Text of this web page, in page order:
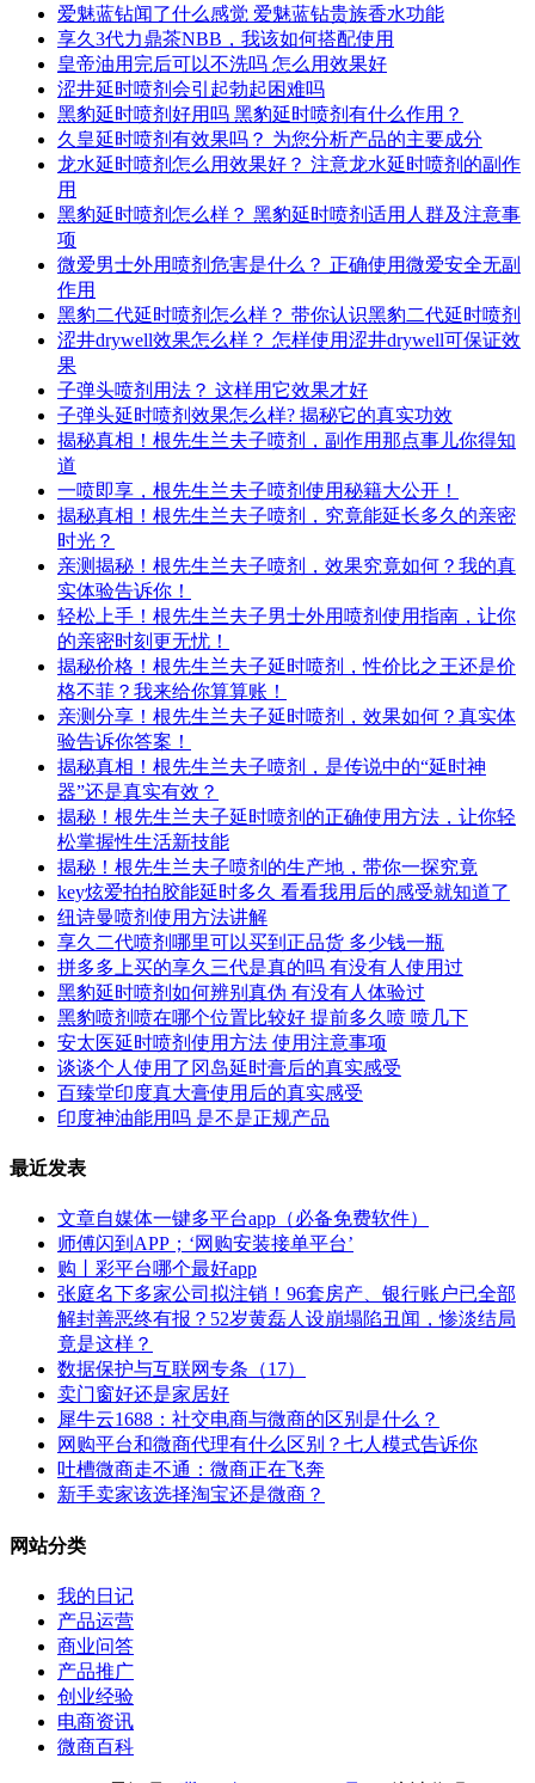
爱魅蓝钻闻了什么感觉 爱魅蓝钻贵族香水功能
享久3代力鼎茶NBB，我该如何搭配使用
皇帝油用完后可以不洗吗 怎么用效果好
涩井延时喷剂会引起勃起困难吗
黑豹延时喷剂好用吗 黑豹延时喷剂有什么作用？
久皇延时喷剂有效果吗？ 为您分析产品的主要成分
龙水延时喷剂怎么用效果好？ 注意龙水延时喷剂的副作
用
黑豹延时喷剂怎么样？ 黑豹延时喷剂适用人群及注意事
项
微爱男士外用喷剂危害是什么？ 正确使用微爱安全无副
作用
黑豹二代延时喷剂怎么样？ 带你认识黑豹二代延时喷剂
涩井drywell效果怎么样？ 怎样使用涩井drywell可保证效
果
子弹头喷剂用法？ 这样用它效果才好
子弹头延时喷剂效果怎么样? 揭秘它的真实功效
揭秘真相！根先生兰夫子喷剂，副作用那点事儿你得知
道
一喷即享，根先生兰夫子喷剂使用秘籍大公开！
揭秘真相！根先生兰夫子喷剂，究竟能延长多久的亲密
时光？
亲测揭秘！根先生兰夫子喷剂，效果究竟如何？我的真
实体验告诉你！
轻松上手！根先生兰夫子男士外用喷剂使用指南，让你
的亲密时刻更无忧！
揭秘价格！根先生兰夫子延时喷剂，性价比之王还是价
格不菲？我来给你算算账！
亲测分享！根先生兰夫子延时喷剂，效果如何？真实体
验告诉你答案！
揭秘真相！根先生兰夫子喷剂，是传说中的“延时神
器”还是真实有效？
揭秘！根先生兰夫子延时喷剂的正确使用方法，让你轻
松掌握性生活新技能
揭秘！根先生兰夫子喷剂的生产地，带你一探究竟
key炫爱拍拍胶能延时多久 看看我用后的感受就知道了
纽诗曼喷剂使用方法讲解
享久二代喷剂哪里可以买到正品货 多少钱一瓶
拼多多上买的享久三代是真的吗 有没有人使用过
黑豹延时喷剂如何辨别真伪 有没有人体验过
黑豹喷剂喷在哪个位置比较好 提前多久喷 喷几下
安太医延时喷剂使用方法 使用注意事项
谈谈个人使用了冈岛延时膏后的真实感受
百臻堂印度真大膏使用后的真实感受
印度神油能用吗 是不是正规产品
最近发表
文章自媒体一键多平台app（必备免费软件）
师傅闪到APP；‘网购安装接单平台’
购丨彩平台哪个最好app
张庭名下多家公司拟注销！96套房产、银行账户已全部
解封善恶终有报？52岁黄磊人设崩塌陷丑闻，惨淡结局
竟是这样？
数据保护与互联网专条（17）
卖门窗好还是家居好
犀牛云1688：社交电商与微商的区别是什么？
网购平台和微商代理有什么区别？七人模式告诉你
吐槽微商走不通：微商正在飞奔
新手卖家该选择淘宝还是微商？
网站分类
我的日记
产品运营
商业问答
产品推广
创业经验
电商资讯
微商百科